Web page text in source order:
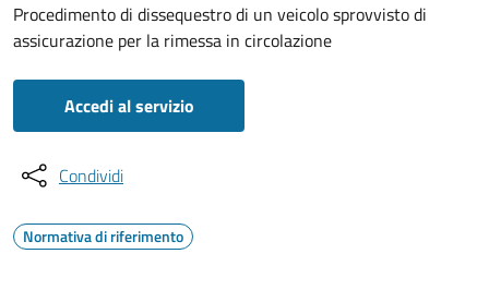
Procedimento di dissequestro di un veicolo sprovvisto di
assicurazione per la rimessa in circolazione
Accedi al servizio
Condividi
Normativa di riferimento